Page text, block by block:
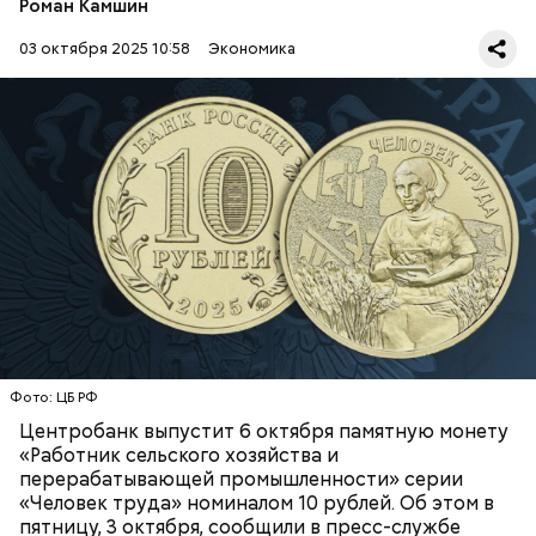
Роман Камшин
03 октября 2025 10:58 Экономика
Фото: ЦБ РФ
Центробанк выпустит 6 октября памятную монету
«Работник сельского хозяйства и
перерабатывающей промышленности» серии
«Человек труда» номиналом 10 рублей. Об этом в
пятницу, 3 октября, сообщили в пресс-службе
Диаметр монеты — 22 миллиметра, с выступающим
кантом по окружности на лицевой и оборотной
сторонах. Боковая поверхность украшена
прерывистым рифлением с чередующимися
участками, имеющими различное количество
ДЕНЬГИ РУБЛЬ
26 сентября стоимость фьючерса на платину на
Нью-Йоркской товарной биржепревысила 1590
долларов
2013 года.